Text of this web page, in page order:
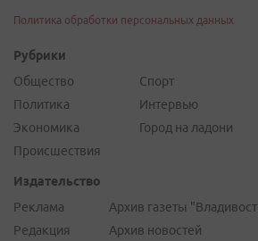
Политика обработки персональных данных
Рубрики
Общество
Политика
Экономика
Происшествия
Спорт
Интервью
Город на ладони
Издательство
Реклама
Редакция
Архив газеты
Архив новостей